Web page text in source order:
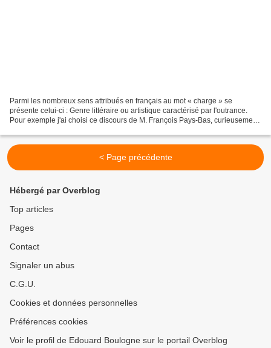
Parmi les nombreux sens attribués en français au mot « charge » se
présente celui-ci : Genre littéraire ou artistique caractérisé par l'outrance.
Pour exemple j'ai choisi ce discours de M. François Pays-Bas, curieusement
< Page précédente
Hébergé par Overblog
Top articles
Pages
Contact
Signaler un abus
C.G.U.
Cookies et données personnelles
Préférences cookies
Voir le profil de Edouard Boulogne sur le portail Overblog